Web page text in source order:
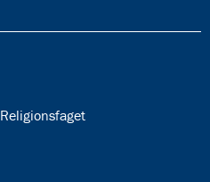
33.5:
Religionsfaget